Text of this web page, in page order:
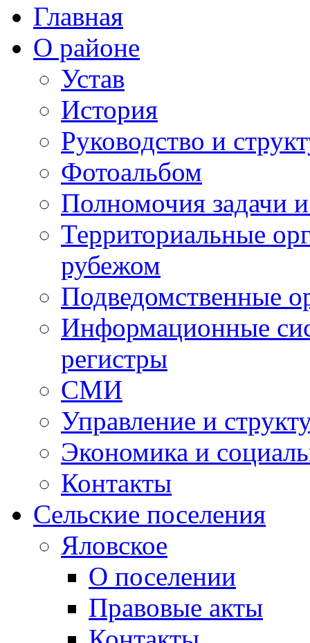
Главная
О районе
Устав
История
Руководство и
Фотоальбом
Полномочия задачи
Территориальные
рубежом
Подведомственные
Информационные
регистры
СМИ
Управление и
Экономика и
Контакты
Сельские поселения
Яловское
О поселении
Правовые акты